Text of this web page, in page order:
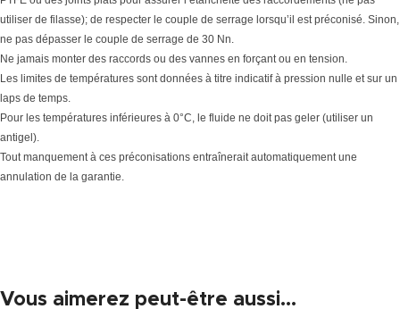
utiliser de filasse); de respecter le couple de serrage lorsqu’il est préconisé. Sinon,
ne pas dépasser le couple de serrage de 30 Nn.
Ne jamais monter des raccords ou des vannes en forçant ou en tension.
Les limites de températures sont données à titre indicatif à pression nulle et sur un
laps de temps.
Pour les températures inférieures à 0°C, le fluide ne doit pas geler (utiliser un
antigel).
Tout manquement à ces préconisations entraînerait automatiquement une
annulation de la garantie.
Vous aimerez peut-être aussi…